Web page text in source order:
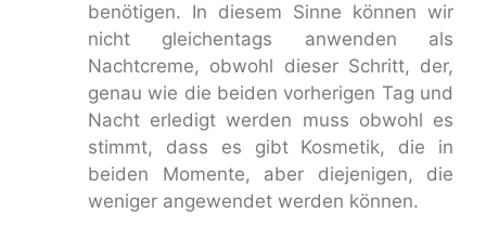
benötigen. In diesem Sinne können wir
nicht gleichentags anwenden als
Nachtcreme, obwohl dieser Schritt, der,
genau wie die beiden vorherigen Tag und
Nacht erledigt werden muss obwohl es
stimmt, dass es gibt Kosmetik, die in
beiden Momente, aber diejenigen, die
weniger angewendet werden können.